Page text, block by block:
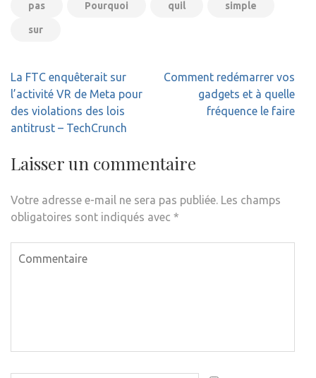
pas Pourquoi quil simple
sur
Navigation
de
l’article
La FTC enquêterait sur
l’activité VR de Meta pour
des violations des lois
antitrust – TechCrunch
Comment redémarrer vos
gadgets et à quelle
fréquence le faire
Laisser un commentaire
Votre adresse e-mail ne sera pas publiée. Les champs
obligatoires sont indiqués avec *